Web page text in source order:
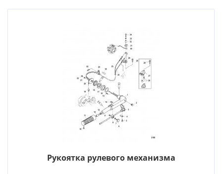
Рукоятка рулевого механизма